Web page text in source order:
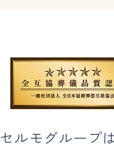
セルモグループは